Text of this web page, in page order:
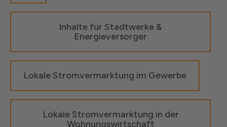
Inhalte für Stadtwerke &
Energieversorger
Lokale Stromvermarktung im Gewerbe
Lokale Stromvermarktung in der
Wohnungswirtschaft